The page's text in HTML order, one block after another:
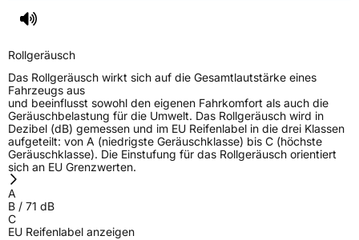
Rollgeräusch
Das Rollgeräusch wirkt sich auf die Gesamtlautstärke eines
Fahrzeugs aus
und beeinflusst sowohl den eigenen Fahrkomfort als auch die
Geräuschbelastung für die Umwelt. Das Rollgeräusch wird in
Dezibel (dB) gemessen und im EU Reifenlabel in die drei Klassen
aufgeteilt: von A (niedrigste Geräuschklasse) bis C (höchste
Geräuschklasse). Die Einstufung für das Rollgeräusch orientiert
sich an EU Grenzwerten.
A
B / 71 dB
C
EU Reifenlabel anzeigen